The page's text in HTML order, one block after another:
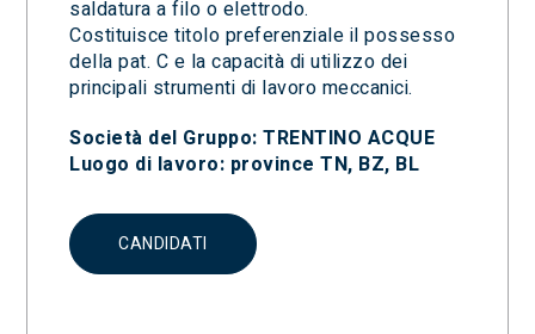
saldatura a filo o elettrodo.
Costituisce titolo preferenziale il possesso
della pat. C e la capacità di utilizzo dei
principali strumenti di lavoro meccanici.
Società del Gruppo: TRENTINO ACQUE
Luogo di lavoro: province TN, BZ, BL
CANDIDATI